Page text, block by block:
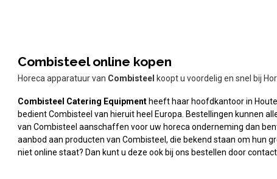
Combisteel online kopen
Horeca apparatuur van Combisteel koopt u voordelig en snel bij
Combisteel Catering Equipment heeft haar hoofdkantoor in
bedient Combisteel van hieruit heel Europa. Bestellingen kunnen
van Combisteel aanschaffen voor uw horeca onderneming dan
aanbod aan producten van Combisteel, die bekend staan om hun
niet online staat? Dan kunt u deze ook bij ons bestellen door